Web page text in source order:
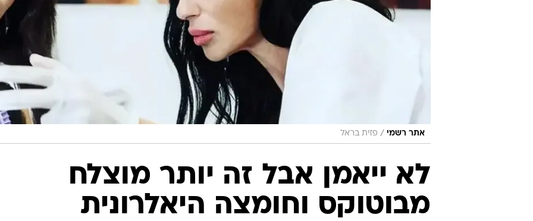
אתר רשמי / פזית בראל
לא ייאמן אבל זה יותר מוצלח
מבוטוקס וחומצה היאלרונית